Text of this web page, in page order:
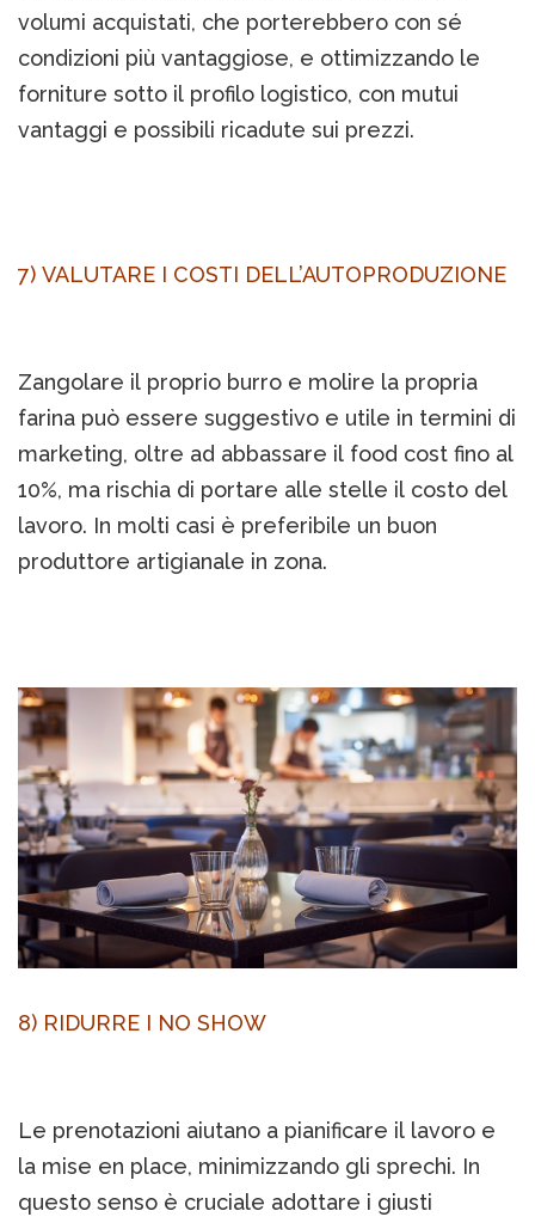
volumi acquistati, che porterebbero con sé
condizioni più vantaggiose, e ottimizzando le
forniture sotto il profilo logistico, con mutui
vantaggi e possibili ricadute sui prezzi.
7) VALUTARE I COSTI DELL’AUTOPRODUZIONE
Zangolare il proprio burro e molire la propria
farina può essere suggestivo e utile in termini di
marketing, oltre ad abbassare il food cost fino al
10%, ma rischia di portare alle stelle il costo del
lavoro. In molti casi è preferibile un buon
produttore artigianale in zona.
8) RIDURRE I NO SHOW
Le prenotazioni aiutano a pianificare il lavoro e
la mise en place, minimizzando gli sprechi. In
questo senso è cruciale adottare i giusti